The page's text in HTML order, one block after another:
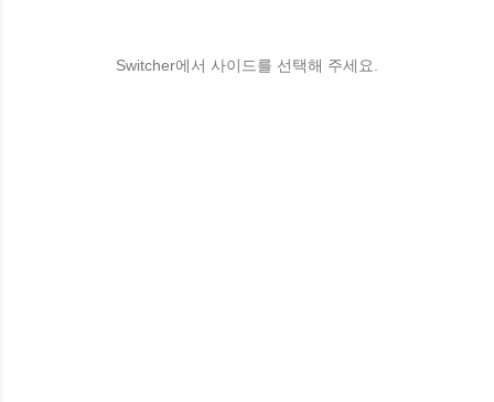
Switcher에서 사이드를 선택해 주세요.